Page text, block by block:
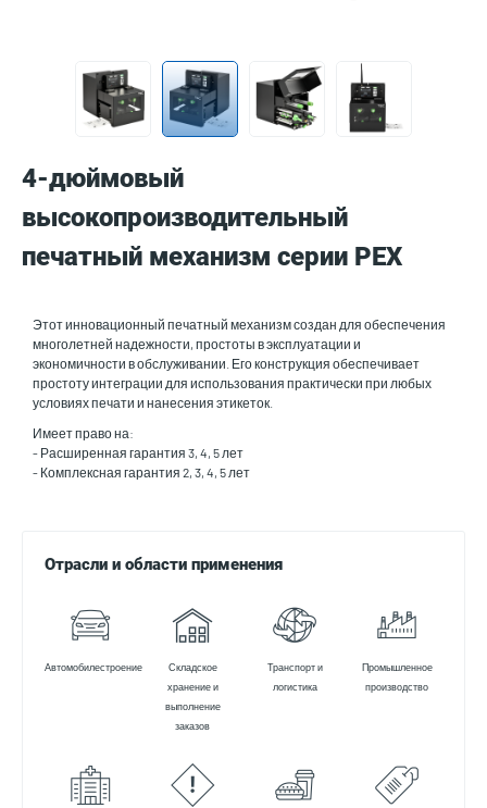
4-дюймовый
высокопроизводительный
печатный механизм серии PEX
Этот инновационный печатный механизм создан для обеспечения
многолетней надежности, простоты в эксплуатации и
экономичности в обслуживании. Его конструкция обеспечивает
простоту интеграции для использования практически при любых
условиях печати и нанесения этикеток.
Имеет право на:
- Расширенная гарантия 3, 4, 5 лет
- Комплексная гарантия 2, 3, 4, 5 лет
Отрасли и области применения
Автомобилестроение
Складское
хранение и
выполнение
заказов
Транспорт и
логистика
Промышленное
производство